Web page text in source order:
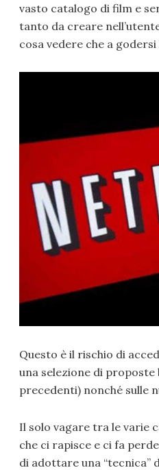
vasto catalogo di film e
tanto da creare
cosa vedere che a
Questo è il rischio di
una selezione di proposte
precedenti) nonché sulle
Il solo vagare tra le varie
che ci rapisce e ci fa
di adottare una “tecnica”